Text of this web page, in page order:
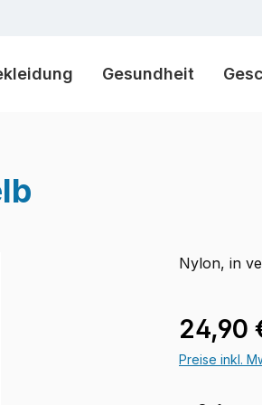
Gesundheit
Nylon, in
Regulärer
24,90
Preise inkl.